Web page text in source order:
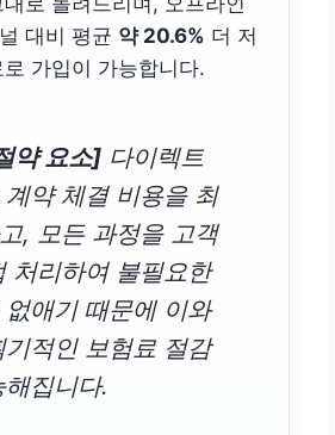
대비 평균 약 20.6% 더 저
가입이 가능합니다.
약 요소]다이렉트
계약 체결 비용을 최
, 모든 과정을 고객
처리하여 불필요한
없애기 때문에 이와
기적인 보험료 절감
해집니다.